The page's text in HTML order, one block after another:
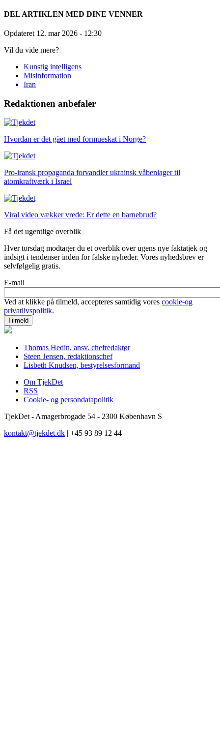
DEL ARTIKLEN MED DINE VENNER
Opdateret 12. mar 2026 - 12:30
Vil du vide mere?
Kunstig intelligens
Misinformation
Iran
Redaktionen anbefaler
Hvordan er det gået med formueskat i Norge?
Pro-iransk propaganda forvandler ukrainsk våbenlager til
atomkraftværk i Israel
Viral video vækker vrede: Er dette en barnebrud?
Få det ugentlige overblik
Hver torsdag modtager du et overblik over ugens nye faktatjek og
indsigt i tendenser inden for falske nyheder. Vores nyhedsbrev er
selvfølgelig gratis.
E-mail
Ved at klikke på tilmeld, accepteres samtidig vores cookie-og
privatlivspolitik.
Thomas Hedin, ansv. chefredaktør
Steen Jensen, redaktionschef
Lisbeth Knudsen, bestyrelsesformand
Om TjekDet
RSS
Cookie- og persondatapolitik
TjekDet - Amagerbrogade 54 - 2300 København S
kontakt@tjekdet.dk | +45 93 89 12 44